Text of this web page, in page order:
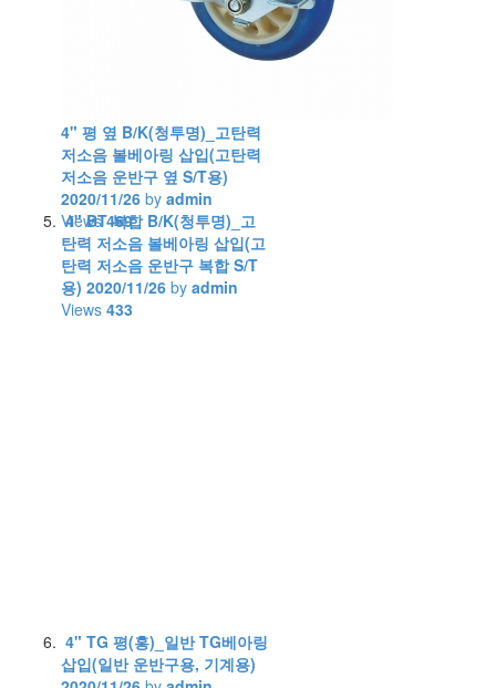
4" 평 옆 B/K(청투명)_고탄력
저소음 볼베아링 삽입(고탄력
저소음 운반구 옆 S/T용)
2020/11/26 by admin
Views469
4" BT 복합 B/K(청투명)_고
탄력 저소음 볼베아링 삽입(고
탄력 저소음 운반구 복합 S/T
용) 2020/11/26 by admin
Views 433
4" TG 평(홍)_일반 TG베아링
삽입(일반 운반구용, 기계용)